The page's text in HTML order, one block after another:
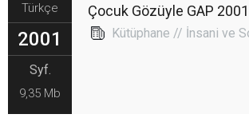
Türkçe
2001
Syf.
9,35 Mb
Çocuk Gözüyle GAP 2001
Kütüphane // İnsani ve